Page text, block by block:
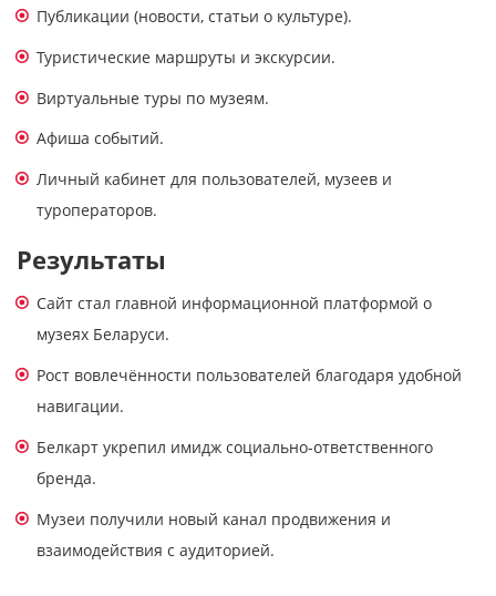
Публикации (новости, статьи о культуре).
Туристические маршруты и экскурсии.
Виртуальные туры по музеям.
Афиша событий.
Личный кабинет для пользователей, музеев и
туроператоров.
Результаты
Сайт стал главной информационной платформой о
музеях Беларуси.
Рост вовлечённости пользователей благодаря удобной
навигации.
Белкарт укрепил имидж социально-ответственного
бренда.
Музеи получили новый канал продвижения и
взаимодействия с аудиторией.